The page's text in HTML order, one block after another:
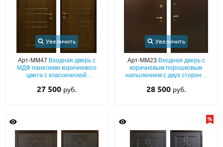
Увеличить
Арт-ММ47 Входная дверь с
МДФ панелями коричневого
цвета с классической
27 500 руб.
Увеличить
Арт-ММ23 Входная дверь с
коричневым порошковым
напылением с двух сторон и
28 500 руб.